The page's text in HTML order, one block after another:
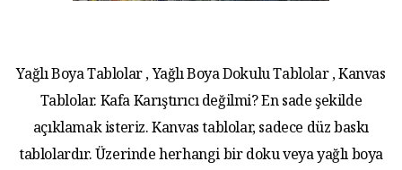
Yağlı Boya Tablolar , Yağlı Boya Dokulu Tablolar , Kanvas
Tablolar. Kafa Karıştırıcı değilmi? En sade şekilde
açıklamak isteriz. Kanvas tablolar, sadece düz baskı
tablolardır. Üzerinde herhangi bir doku veya yağlı boya